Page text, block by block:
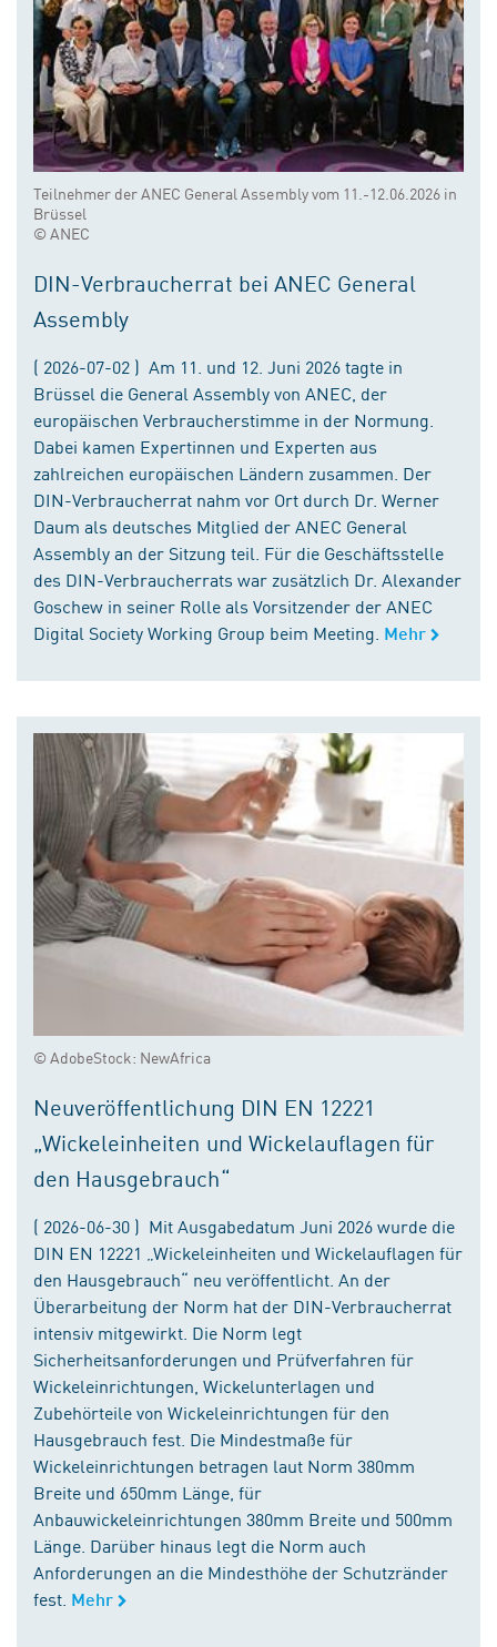
Teilnehmer der ANEC General Assembly vom 11.-12.06.2026 in
Brüssel
© ANEC
DIN-Verbraucherrat bei ANEC General
Assembly
( 2026-07-02 ) Am 11. und 12. Juni 2026 tagte in
Brüssel die General Assembly von ANEC, der
europäischen Verbraucherstimme in der Normung.
Dabei kamen Expertinnen und Experten aus
zahlreichen europäischen Ländern zusammen. Der
DIN-Verbraucherrat nahm vor Ort durch Dr. Werner
Daum als deutsches Mitglied der ANEC General
Assembly an der Sitzung teil. Für die Geschäftsstelle
des DIN-Verbraucherrats war zusätzlich Dr. Alexander
Goschew in seiner Rolle als Vorsitzender der ANEC
Digital Society Working Group beim Meeting. Mehr
© AdobeStock: NewAfrica
Neuveröffentlichung DIN EN 12221
„Wickeleinheiten und Wickelauflagen für
den Hausgebrauch“
( 2026-06-30 ) Mit Ausgabedatum Juni 2026 wurde die
DIN EN 12221 „Wickeleinheiten und Wickelauflagen für
den Hausgebrauch“ neu veröffentlicht. An der
Überarbeitung der Norm hat der DIN-Verbraucherrat
intensiv mitgewirkt. Die Norm legt
Sicherheitsanforderungen und Prüfverfahren für
Wickeleinrichtungen, Wickelunterlagen und
Zubehörteile von Wickeleinrichtungen für den
Hausgebrauch fest. Die Mindestmaße für
Wickeleinrichtungen betragen laut Norm 380mm
Breite und 650mm Länge, für
Anbauwickeleinrichtungen 380mm Breite und 500mm
Länge. Darüber hinaus legt die Norm auch
Anforderungen an die Mindesthöhe der Schutzränder
fest. Mehr